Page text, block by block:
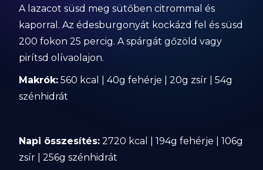
A lazacot süsd meg sütőben citrommal és
kaporral. Az édesburgonyát kockázd fel és süsd
200 fokon 25 percig. A spárgát gőzöld vagy
pirítsd olívaolajon.
Makrók: 560 kcal | 40g fehérje | 20g zsír | 54g
szénhidrát
Napi összesítés: 2720 kcal | 194g fehérje | 106g
zsír | 256g szénhidrát